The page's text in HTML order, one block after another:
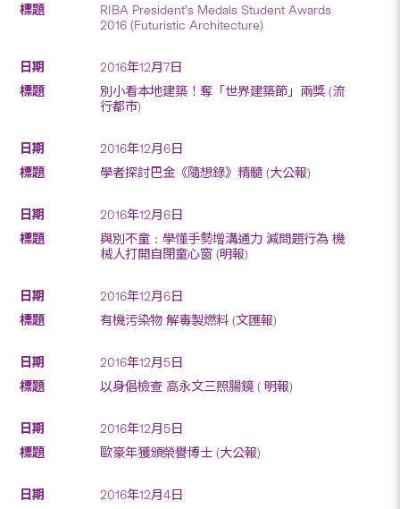
RIBA President’s Medals Student Awards
2016 (Futuristic Architecture)
2016年12月7日
別小看本地建築！奪「世界建築節」兩獎 (流
行都市)
2016年12月6日
學者探討巴金《隨想錄》精髓 (大公報)
2016年12月6日
與別不童﹕學懂手勢增溝通力 減問題行為 機
械人打開自閉童心窗 (明報)
2016年12月6日
有機污染物 解毒製燃料 (文匯報)
2016年12月5日
以身倡檢查 高永文三照腸鏡 ( 明報)
2016年12月5日
歐豪年獲頒榮譽博士 (大公報)
2016年12月4日